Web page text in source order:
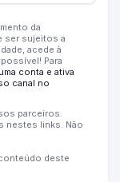
da
ser sujeitos a
acede à
Para
conta e ativa
canal no
parceiros.
nestes links. Não
deste